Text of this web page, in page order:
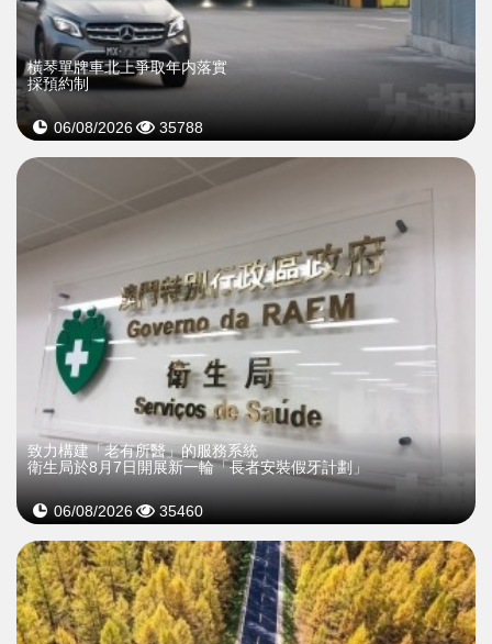
橫琴單牌車北上爭取年内落實
採預約制
06/08/2026 35788
致力構建「老有所醫」的服務系統
衛生局於8月7日開展新一輪「長者安裝假牙計劃」
06/08/2026 35460